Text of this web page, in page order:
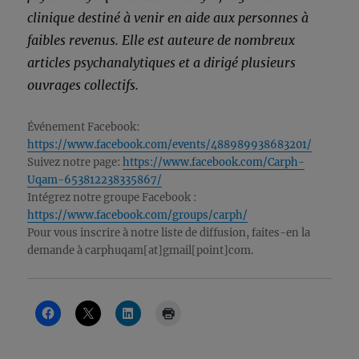
clinique destiné à venir en aide aux personnes à
faibles revenus. Elle est auteure de nombreux
articles psychanalytiques et a dirigé plusieurs
ouvrages collectifs.
Événement Facebook:
https://www.facebook.com/events/488989938683201/
Suivez notre page:https://www.facebook.com/Carph-
Uqam-653812238335867/
Intégrez notre groupe Facebook :
https://www.facebook.com/groups/carph/
Pour vous inscrire à notre liste de diffusion, faites-en la
demande à carphuqam[at]gmail[point]com.